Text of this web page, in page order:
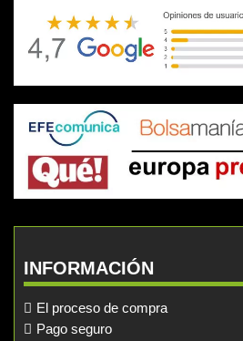
INFORMACIÓN
El proceso de compra
Pago seguro